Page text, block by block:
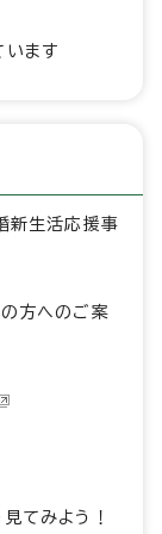
ます
新生活応援事
方へのご案
てみよう！